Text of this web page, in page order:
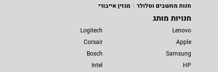
חנות מחשבים וסלולר
מגזין אייבורי
חנויות מותג
Lenovo
Apple
Samsung
HP
Logitech
Corsair
Bosch
Intel